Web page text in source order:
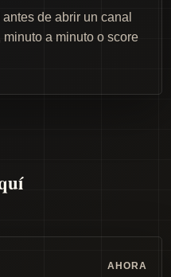
de abrir un canal
a minuto o score
AHORA